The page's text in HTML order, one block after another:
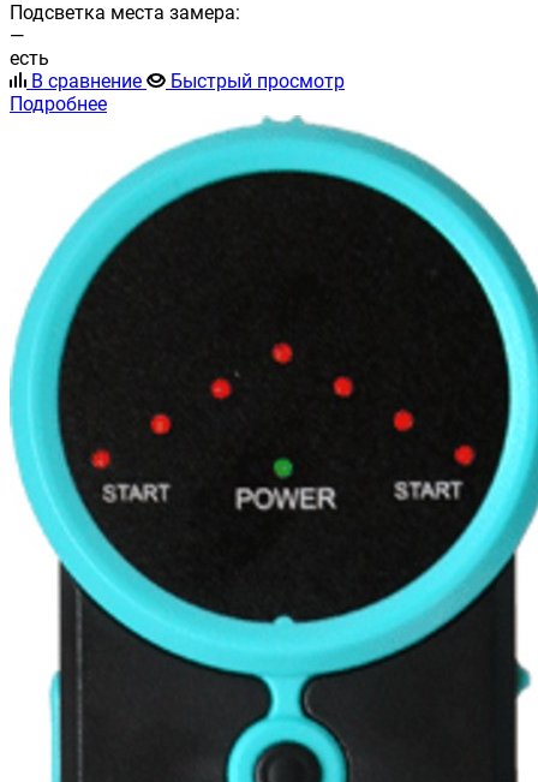
Подсветка места замера:
—
есть
В сравнение
Быстрый просмотр
Подробнее